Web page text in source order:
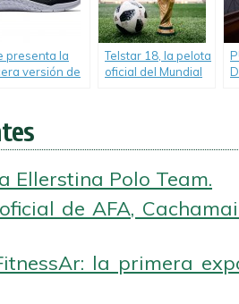
presenta la
versión de
Telstar 18, la pelota
oficial del Mundial
Ellerstina Polo Team.
de AFA,
la primera